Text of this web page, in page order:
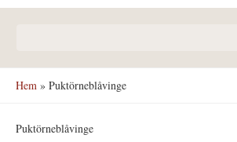
Hem » Puktörneblåvinge
Puktörneblåvinge